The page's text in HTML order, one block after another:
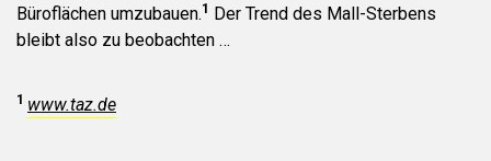
Büroflächen umzubauen.1 Der Trend des Mall-Sterbens
bleibt also zu beobachten …
1 www.taz.de